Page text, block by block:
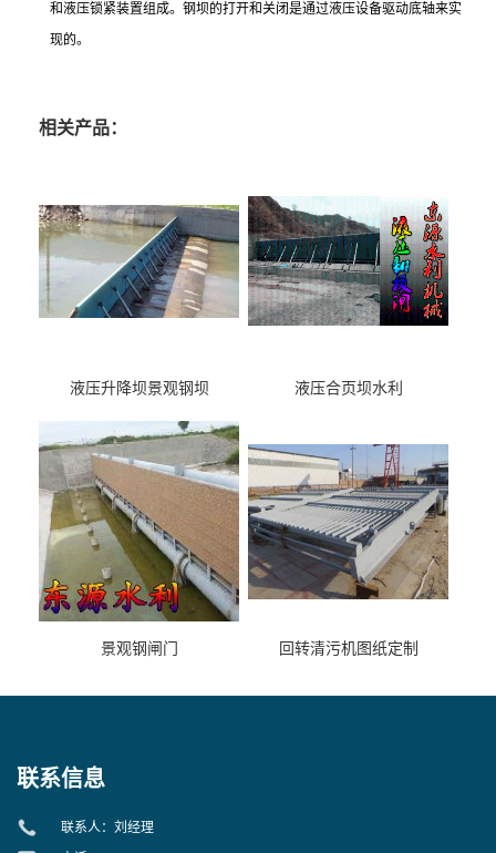
和液压锁紧装置组成。钢坝的打开和关闭是通过液压设备驱动底轴来实
现的。
相关产品：
液压升降坝景观钢坝 液压合页坝水利
景观钢闸门 回转清污机图纸定制
联系信息
联系人：刘经理